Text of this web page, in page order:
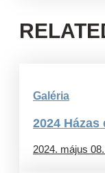
Galéria
2024 Házas
2024. május